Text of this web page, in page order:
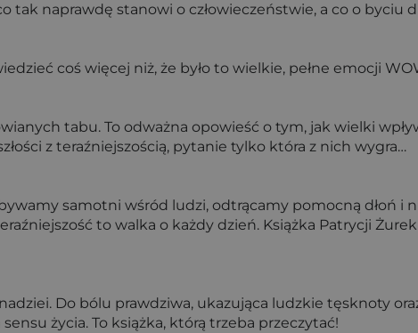
naprawdę stanowi o człowieczeństwie, a co o byciu
coś więcej niż, że było to wielkie, pełne emocji
tabu. To odważna opowieść o tym, jak wielki
z teraźniejszością, pytanie tylko która z nich wygra…
samotni wśród ludzi, odtrącamy pomocną dłoń i
to walka o każdy dzień. Książka Patrycji
Do bólu prawdziwa, ukazująca ludzkie tęsknoty
życia. To książka, którą trzeba przeczytać!